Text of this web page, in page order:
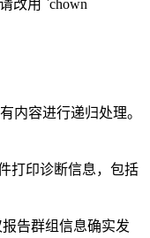
改用 `chown
内容进行递归处理。
打印诊断信息，包括
告群组信息确实发